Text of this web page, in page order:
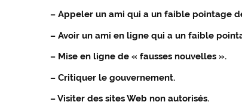
– Appeler un ami qui a un faible pointage
– Avoir un ami en ligne qui a un faible
– Mise en ligne de « fausses nouvelles ».
– Critiquer le gouvernement.
– Visiter des sites Web non autorisés.